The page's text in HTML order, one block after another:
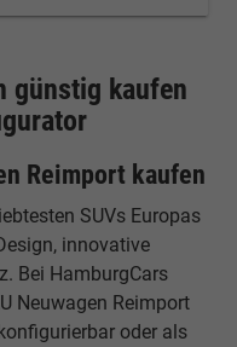
günstig kaufen
Reimport kaufen
SUVs Europas
innovative
Bei HamburgCars
Neuwagen Reimport
oder als